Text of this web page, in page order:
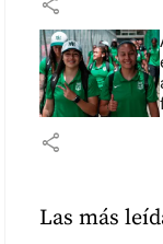
share
Las más